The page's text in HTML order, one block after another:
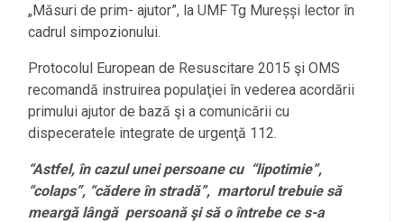
„Măsuri de prim- ajutor”, la UMF Tg Mureșși lector în
cadrul simpozionului.
Protocolul European de Resuscitare 2015 şi OMS
recomandă instruirea populaţiei în vederea acordării
primului ajutor de bază şi a comunicării cu
dispeceratele integrate de urgenţă 112.
“Astfel, în cazul unei persoane cu “lipotimie”,
“colaps”, “cădere în stradă”, martorul trebuie să
meargă lângă persoană şi să o întrebe ce s-a